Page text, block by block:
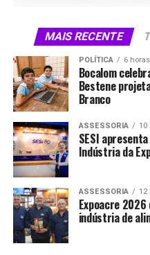
MAIS RECENTE
POLÍTICA 6
Bocalom
Bestene
Branco
ASSESSORIA 10
SESI
Indústria da
ASSESSORIA 12
Expoacre
indústria de